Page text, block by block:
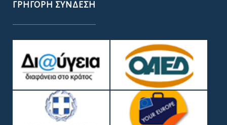
ΓΡΉΓΟΡΗ ΣΎΝΔΕΣΗ